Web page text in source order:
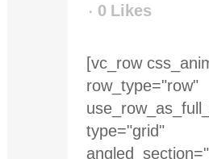
0 Likes
[vc_row
row_type="row"
type="grid"